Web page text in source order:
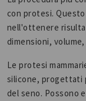
con protesi.
nell'ottenere
dimensioni,
Le protesi
silicone, progettati
del seno. Possono